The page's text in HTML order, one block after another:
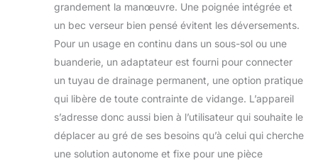
grandement la manœuvre. Une poignée intégrée et
un bec verseur bien pensé évitent les déversements.
Pour un usage en continu dans un sous-sol ou une
buanderie, un adaptateur est fourni pour connecter
un tuyau de drainage permanent, une option pratique
qui libère de toute contrainte de vidange. L’appareil
s’adresse donc aussi bien à l’utilisateur qui souhaite le
déplacer au gré de ses besoins qu’à celui qui cherche
une solution autonome et fixe pour une pièce